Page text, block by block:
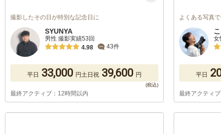
撮影したその日が特別な記念日に
SYUNYA
男性 撮影実績53回
4.98
43件
平日 33,000 円土日祝 39,600 円
最終アクティブ：12時間以内
よくある写真
女
平日
最終アクティ